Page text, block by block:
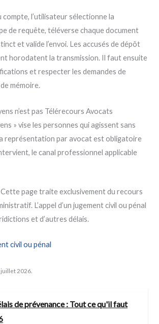
l’utilisateur sélectionne la
de requête, téléverse chaque document
et valide l’envoi. Les accusés de dépôt
horodatent la transmission. Il faut ensuite
et respecter les demandes de
mémoire.
n’est pas Télérecours Avocats
» vise les personnes qui agissent sans
représentation par avocat est obligatoire
le canal professionnel applicable
Cette page traite exclusivement du recours
L’appel d’un jugement civil ou pénal
et d’autres délais.
civil ou pénal
2026.
de prévenance : Tout ce qu'il faut